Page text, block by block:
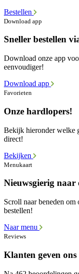
Bestellen
Download app
Sneller bestellen
Download onze app
eenvoudiger!
Download app
Favorieten
Onze hardlopers!
Bekijk hieronder welke
direct!
Bekijken
Menukaart
Nieuwsgierig naar
Scroll naar beneden
bestellen!
Naar menu
Reviews
Klanten geven ons